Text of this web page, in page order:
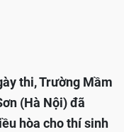
thi, Trường Mầm
(Hà Nội) đã
hòa cho thí sinh